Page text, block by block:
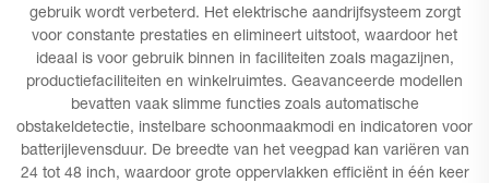
gebruik wordt verbeterd. Het elektrische aandrijfsysteem zorgt
voor constante prestaties en elimineert uitstoot, waardoor het
ideaal is voor gebruik binnen in faciliteiten zoals magazijnen,
productiefaciliteiten en winkelruimtes. Geavanceerde modellen
bevatten vaak slimme functies zoals automatische
obstakeldetectie, instelbare schoonmaakmodi en indicatoren voor
batterijlevensduur. De breedte van het veegpad kan variëren van
24 tot 48 inch, waardoor grote oppervlakken efficiënt in één keer